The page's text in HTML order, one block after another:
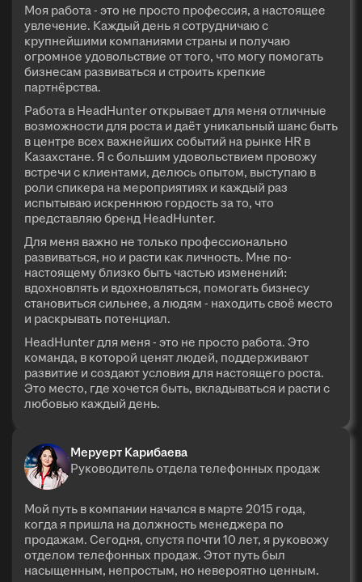
Моя работа - это не просто профессия, а настоящее
увлечение. Каждый день я сотрудничаю с
крупнейшими компаниями страны и получаю
огромное удовольствие от того, что могу помогать
бизнесам развиваться и строить крепкие
партнёрства.
Работа в HeadHunter открывает для меня отличные
возможности для роста и даёт уникальный шанс быть
в центре всех важнейших событий на рынке HR в
Казахстане. Я с большим удовольствием провожу
встречи с клиентами, делюсь опытом, выступаю в
роли спикера на мероприятиях и каждый раз
испытываю искреннюю гордость за то, что
представляю бренд HeadHunter.
Для меня важно не только профессионально
развиваться, но и расти как личность. Мне по-
настоящему близко быть частью изменений:
вдохновлять и вдохновляться, помогать бизнесу
становиться сильнее, а людям - находить своё место
и раскрывать потенциал.
HeadHunter для меня - это не просто работа. Это
команда, в которой ценят людей, поддерживают
развитие и создают условия для настоящего роста.
Это место, где хочется быть, вкладываться и расти с
любовью каждый день.
Меруерт Карибаева
Руководитель отдела телефонных продаж
Мой путь в компании начался в марте 2015 года,
когда я пришла на должность менеджера по
продажам. Сегодня, спустя почти 10 лет, я руковожу
отделом телефонных продаж. Этот путь был
насыщенным, непростым, но невероятно ценным.